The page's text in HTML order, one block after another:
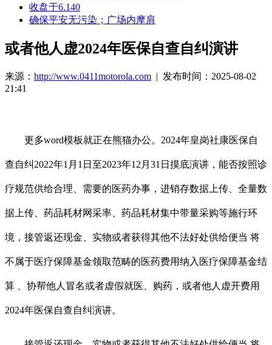
收盘于6.140
确保平安无污染；广场内摩肩
或者他人虚2024年医保自查自纠演讲
来源： http://www.0411motorola.com | 发布时间：2025-08-02
21:41
更多word模板就正在熊猫办公。2024年皇岗社康医保自
查自纠2022年1月1日至2023年12月31日摸底演讲，能否按照诊
疗规范供给合理、需要的医药办事，进销存数据上传、全量数
据上传、药品耗材网采率、药品耗材集中带量采购等施行环
境，接管返还现金、实物或者获得其他不法好处供给便当 将
不属于医疗保障基金领取范畴的医药费用纳入医疗保障基金结
算 、协帮他人冒名或者虚假就医、购药，或者他人虚开费用
2024年医保自查自纠演讲。